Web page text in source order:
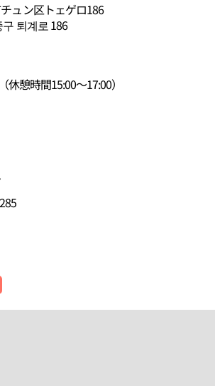
ュン区トェゲロ186
퇴계로 186
休憩時間15:00～17:00）